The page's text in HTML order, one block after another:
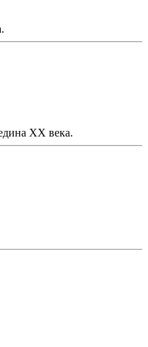
ХХ века.